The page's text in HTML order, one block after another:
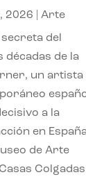
2026 Arte
del
décadas de la
un artista
a la
en
de Arte
Colgadas